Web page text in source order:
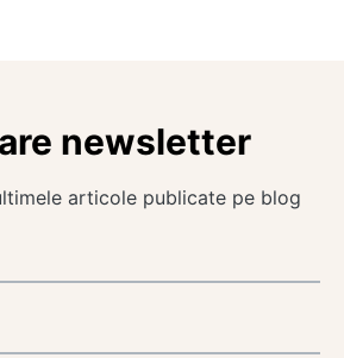
newsletter
articole publicate pe blog